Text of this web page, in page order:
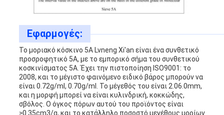
Εφαρμογές:
Το μοριακό κόσκινο 5A Lvneng Xi'an είναι ένα συνθετικό
προσροφητικό 5A, με το εμπορικό σήμα του συνθετικού
κοσκινίσματος 5A. Έχει την πιστοποίηση ISO9001: το
2008, και το μέγιστο φαινόμενο ειδικό βάρος μπορούν να
είναι 0.72g/ml, 0.70g/ml. Το μέγεθός του είναι 2.06.0mm,
και η μορφή μπορεί να είναι κυλινδρική, κοκκώδης,
σβόλος. Ο όγκος πόρων αυτού του προϊόντος είναι
≥0.35cm3/g, και το κατάλληλο ποσοστό μεγέθους μορίων